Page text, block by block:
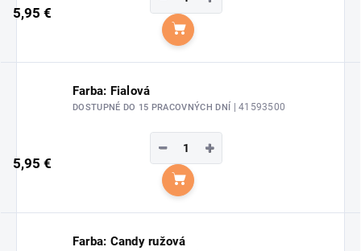
5,95 €
Do košíka
Farba: Fialová
DOSTUPNÉ DO 15 PRACOVNÝCH DNÍ | 41593500
5,95 €
+
−
Do košíka
Farba: Candy ružová